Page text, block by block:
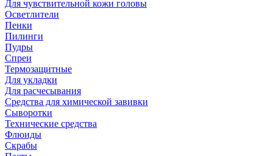
Для чувствительной кожи головы
Осветлители
Пенки
Пилинги
Пудры
Спреи
Термозащитные
Для укладки
Для расчесывания
Средства для химической завивки
Сыворотки
Технические средства
Флюиды
Скрабы